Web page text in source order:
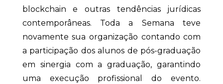
blockchain e outras tendências jurídicas
contemporâneas. Toda a Semana teve
novamente sua organização contando com
a participação dos alunos de pós-graduação
em sinergia com a graduação, garantindo
uma execução profissional do evento.